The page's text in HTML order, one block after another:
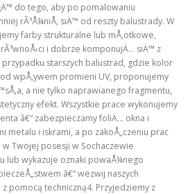
do tego, aby po pomalowaniu
rÃ³Å¼niÅ‚ siÄ™ od reszty balustrady. W
farby strukturalne lub mÅ‚otkowe,
i dobrze komponujÄ… siÄ™ z
starszych balustrad, gdzie kolor
wpÅ‚ywem promieni UV, proponujemy
a nie tylko naprawianego fragmentu,
efekt. Wszystkie prace wykonujemy
â€“ zabezpieczamy foliÄ… okna i
metalu i iskrami, a po zakoÅ„czeniu prac
Twojej posesji w Sochaczewie
lub wykazuje oznaki powaÅ¼nego
â€“ wezwij naszych
pomocą techniczną4. Przyjedziemy z